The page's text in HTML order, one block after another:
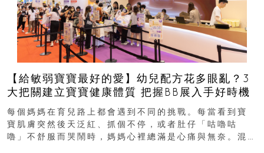
【給敏弱寶寶最好的愛】幼兒配方花多眼亂？3
大把關建立寶寶健康體質 把握BB展入手好時機
每個媽媽在育兒路上都會遇到不同的挑戰。每當看到寶
寶肌膚突然後天泛紅、抓個不停，或者肚仔「咕嚕咕
嚕」不舒服而哭鬧時，媽媽心裡總滿是心痛與無奈。混